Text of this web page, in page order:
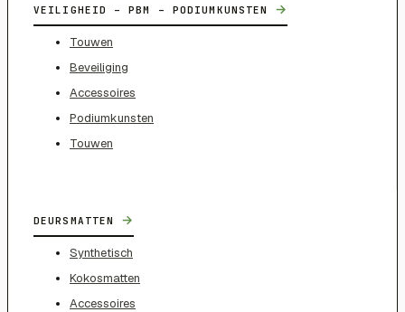
VEILIGHEID – PBM – PODIUMKUNSTEN →
Touwen
Beveiliging
Accessoires
Podiumkunsten
Touwen
DEURSMATTEN →
Synthetisch
Kokosmatten
Accessoires